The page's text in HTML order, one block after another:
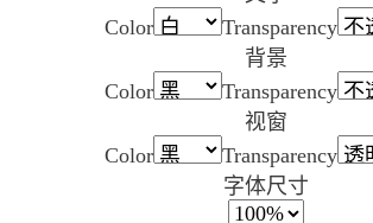
Color
Transparency
背景
Color
Transparency
视窗
Color
Transparency
字体尺寸